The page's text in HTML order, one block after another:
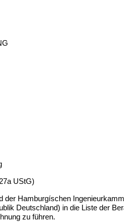
UStG)
der Hamburgíschen
Deutschland) in die Liste der
zu führen.